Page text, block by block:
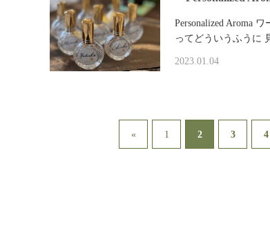
Personalized Aroma
ってどういうふうに
2023.01.04
« 1 2 3 4